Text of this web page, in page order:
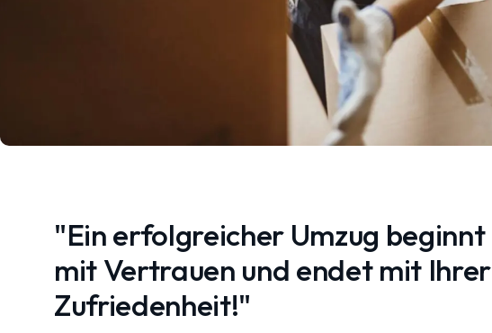
"Ein erfolgreicher Umzug beginnt
mit Vertrauen und endet mit Ihrer
Zufriedenheit!"